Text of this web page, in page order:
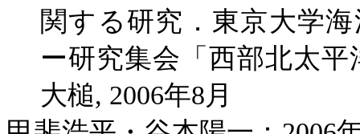
関する研究．東京大学
ー研究集会「西部北太
大槌, 2006年8月